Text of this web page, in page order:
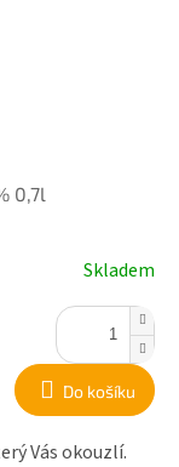
0,7l
Skladem
Do košíku
Vás okouzlí.